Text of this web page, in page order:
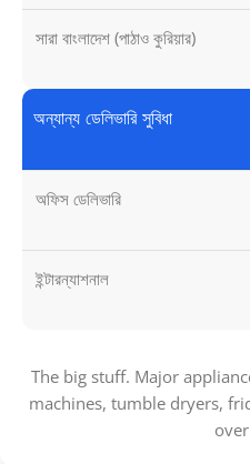
সারা বাংলাদেশ (পাঠাও কুরিয়ার)
অন্যান্য ডেলিভারি সুবিধা
অফিস ডেলিভারি
ইন্টারন্যাশনাল
The big stuff. Major
machines, tumble dryers,